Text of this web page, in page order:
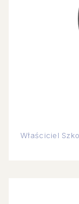
Właściciel